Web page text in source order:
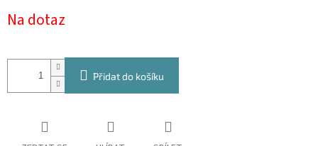
cena:
Na dotaz
Přidat do košíku